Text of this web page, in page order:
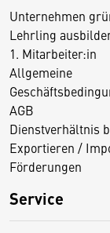
Unternehmen
Lehrling
1. Mitarbeiter:in
Allgemeine
AGB
Dienstverhältnis
Exportieren /
Förderungen
Service